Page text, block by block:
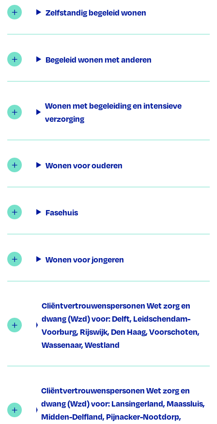
Zelfstandig begeleid wonen
Begeleid wonen met anderen
Wonen met begeleiding en intensieve
verzorging
Wonen voor ouderen
Fasehuis
Wonen voor jongeren
Cliëntvertrouwenspersonen Wet zorg en
dwang (Wzd) voor: Delft, Leidschendam-
Voorburg, Rijswijk, Den Haag, Voorschoten,
Wassenaar, Westland
Cliëntvertrouwenspersonen Wet zorg en
dwang (Wzd) voor: Lansingerland, Maassluis,
Midden-Delfland, Pijnacker-Nootdorp,